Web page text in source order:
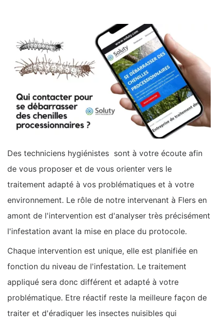
Des techniciens hygiénistes sont à votre écoute afin
de vous proposer et de vous orienter vers le
traitement adapté à vos problématiques et à votre
environnement. Le rôle de notre intervenant à Flers en
amont de l'intervention est d'analyser très précisément
l'infestation avant la mise en place du protocole.
Chaque intervention est unique, elle est planifiée en
fonction du niveau de l'infestation. Le traitement
appliqué sera donc différent et adapté à votre
problématique. Etre réactif reste la meilleure façon de
traiter et d'éradiquer les insectes nuisibles qui